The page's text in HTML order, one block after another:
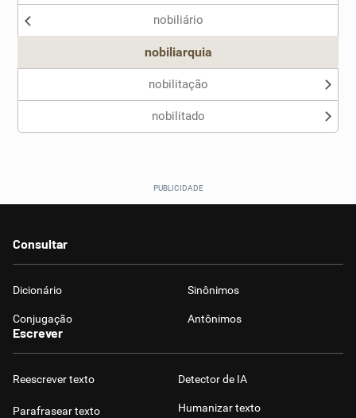
nobiliário
nobiliarquia
nobilitação
nobilitado
Consultar
Dicionário Sinônimos
Conjugação Antônimos
Escrever
Reescrever texto
Parafrasear texto
Detector de IA
Humanizar texto